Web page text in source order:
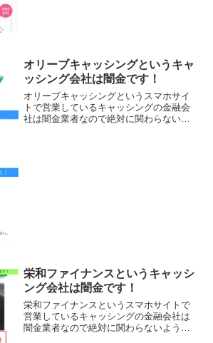
オリーブキャッシングというキャ
ッシング会社は闇金です！
オリーブキャッシングというスマホサイ
トで営業しているキャッシングの金融会
社は闇金業者なので絶対に関わらないよ
栄和ファイナンスというキャッシ
ング会社は闇金です！
栄和ファイナンスというスマホサイトで
営業しているキャッシングの金融会社は
闇金業者なので絶対に関わらないように